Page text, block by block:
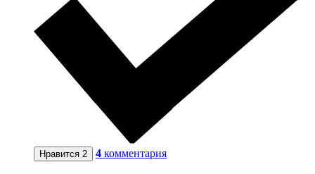
Нравится 2 4 комментария